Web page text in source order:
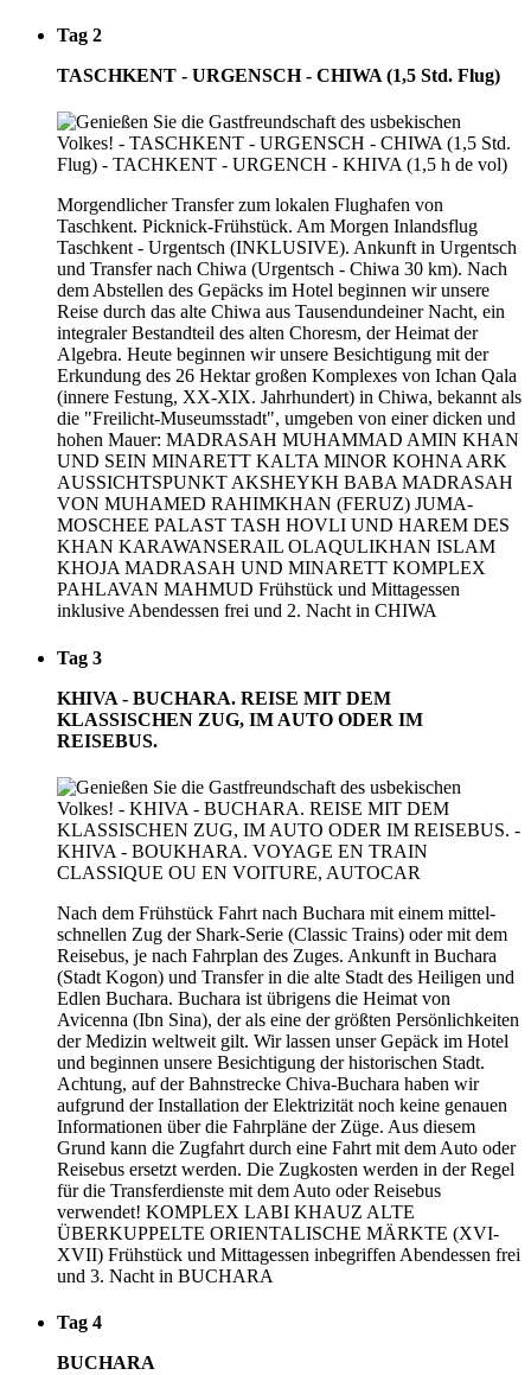
Tag 2
TASCHKENT - URGENSCH - CHIWA (1,5 Std. Flug)
Morgendlicher Transfer zum lokalen Flughafen von
Taschkent. Picknick-Frühstück. Am Morgen Inlandsflug
Taschkent - Urgentsch (INKLUSIVE). Ankunft in Urgentsch
und Transfer nach Chiwa (Urgentsch - Chiwa 30 km). Nach
dem Abstellen des Gepäcks im Hotel beginnen wir unsere
Reise durch das alte Chiwa aus Tausendundeiner Nacht, ein
integraler Bestandteil des alten Choresm, der Heimat der
Algebra. Heute beginnen wir unsere Besichtigung mit der
Erkundung des 26 Hektar großen Komplexes von Ichan Qala
(innere Festung, XX-XIX. Jahrhundert) in Chiwa, bekannt als
die "Freilicht-Museumsstadt", umgeben von einer dicken und
hohen Mauer: MADRASAH MUHAMMAD AMIN KHAN
UND SEIN MINARETT KALTA MINOR KOHNA ARK
AUSSICHTSPUNKT AKSHEYKH BABA MADRASAH
VON MUHAMED RAHIMKHAN (FERUZ) JUMA-
MOSCHEE PALAST TASH HOVLI UND HAREM DES
KHAN KARAWANSERAIL OLAQULIKHAN ISLAM
KHOJA MADRASAH UND MINARETT KOMPLEX
PAHLAVAN MAHMUD Frühstück und Mittagessen
inklusive Abendessen frei und 2. Nacht in CHIWA
Tag 3
KHIVA - BUCHARA. REISE MIT DEM
KLASSISCHEN ZUG, IM AUTO ODER IM
REISEBUS.
Nach dem Frühstück Fahrt nach Buchara mit einem mittel-
schnellen Zug der Shark-Serie (Classic Trains) oder mit dem
Reisebus, je nach Fahrplan des Zuges. Ankunft in Buchara
(Stadt Kogon) und Transfer in die alte Stadt des Heiligen und
Edlen Buchara. Buchara ist übrigens die Heimat von
Avicenna (Ibn Sina), der als eine der größten Persönlichkeiten
der Medizin weltweit gilt. Wir lassen unser Gepäck im Hotel
und beginnen unsere Besichtigung der historischen Stadt.
Achtung, auf der Bahnstrecke Chiva-Buchara haben wir
aufgrund der Installation der Elektrizität noch keine genauen
Informationen über die Fahrpläne der Züge. Aus diesem
Grund kann die Zugfahrt durch eine Fahrt mit dem Auto oder
Reisebus ersetzt werden. Die Zugkosten werden in der Regel
für die Transferdienste mit dem Auto oder Reisebus
verwendet! KOMPLEX LABI KHAUZ ALTE
ÜBERKUPPELTE ORIENTALISCHE MÄRKTE (XVI-
XVII) Frühstück und Mittagessen inbegriffen Abendessen frei
und 3. Nacht in BUCHARA
Tag 4
BUCHARA